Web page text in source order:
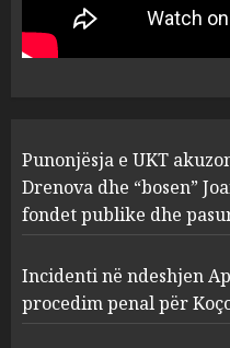
1
2
Punonjësja e UKT
Drenova dhe “bosen”
fondet publike dhe
Incidenti në ndeshjen
procedim penal për